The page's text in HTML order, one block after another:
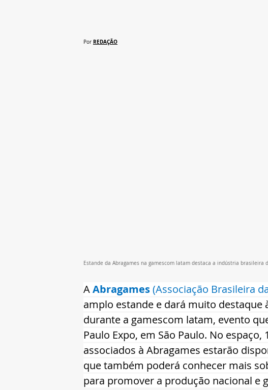
Por REDAÇÃO
Estande da Abragames na gamescom latam destaca a indústria brasileira
A Abragames (Associação Brasileira
amplo estande e dará muito
durante a gamescom latam, evento
Paulo Expo, em São Paulo. No
associados à Abragames estarão
que também poderá conhecer mais
para promover a produção nacional e